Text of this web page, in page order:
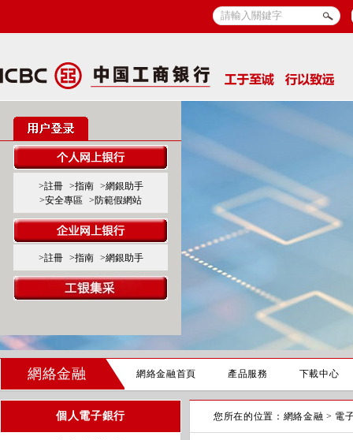
>註冊 >指南
>網銀助手
>安全專區
>防範假網站
>註冊 >指南 >網銀助手
網絡金融 網絡金融首頁 產品服務 下載中心
個人電子銀行 您所在的位置： 網絡金融 > 電